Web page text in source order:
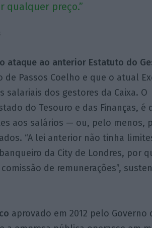
qualquer preço.”
ataque ao anterior Estatuto do
Passos Coelho e que o atual
dos gestores da Caixa. O
do Tesouro e das Finanças, é
aos salários — ou, pelo menos,
“A lei anterior não tinha
da City de Londres, por
de remunerações”,
aprovado em 2012 pelo Governo